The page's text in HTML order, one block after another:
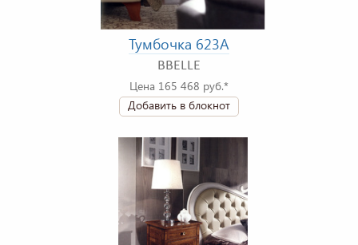
Тумбочка 623A
BBELLE
Цена 165 468 руб.*
Добавить в блокнот